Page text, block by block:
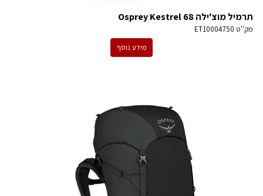
תרמיל מוצ'ילה Osprey Kestrel 68
מק''ט ET10004750
מידע נוסף